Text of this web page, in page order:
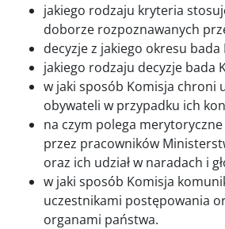
jakiego rodzaju kryteria
doborze rozpoznawanych
decyzje z jakiego okresu bada
jakiego rodzaju decyzje bada
w jaki sposób Komisja chroni
obywateli w przypadku ich
na czym polega
przez pracowników
oraz ich udział w naradach i
w jaki sposób Komisja
uczestnikami postępowania
organami państwa.